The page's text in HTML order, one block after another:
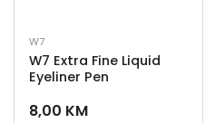
W7
W7 Extra Fine Liquid
Eyeliner Pen
8,00 KM